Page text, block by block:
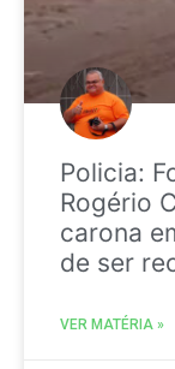
Policia:
Rogério
carona
de ser
VER MATÉRIA »